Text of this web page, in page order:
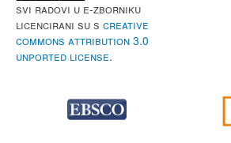
Svi radovi u e-Zborniku
licencirani su s Creative
Commons Attribution 3.0
Unported License.